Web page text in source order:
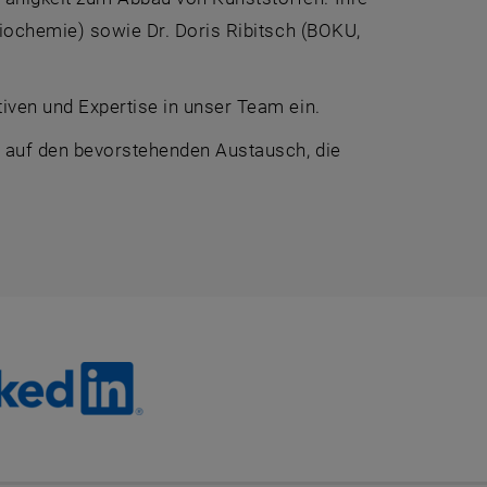
sowie Dr. Doris Ribitsch (BOKU,
und Expertise in unser Team ein.
den bevorstehenden Austausch, die